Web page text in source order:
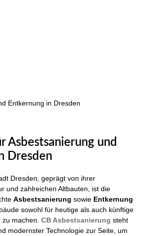
Asbestsanierung und
Dresden
Dresden, geprägt von ihrer
und zahlreichen Altbauten, ist die
Asbestsanierung sowie Entkernung
sowohl für heutige als auch künftige
machen. CB Asbestsanierung steht
modernster Technologie zur Seite, um